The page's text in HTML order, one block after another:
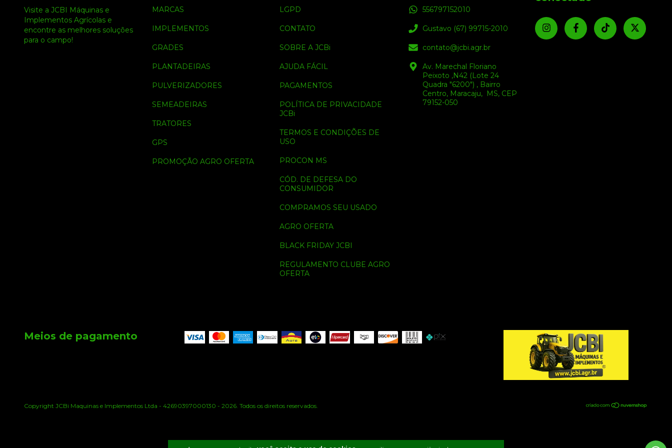
Visite a JCBI Máquinas e
Implementos Agrícolas e
encontre as melhores soluções
para o campo!
MARCAS
IMPLEMENTOS
GRADES
PLANTADEIRAS
PULVERIZADORES
SEMEADEIRAS
TRATORES
GPS
PROMOÇÃO AGRO OFERTA
LGPD
CONTATO
SOBRE A JCBi
AJUDA FÁCIL
PAGAMENTOS
POLÍTICA DE PRIVACIDADE
JCBi
TERMOS E CONDIÇÕES DE
USO
PROCON MS
CÓD. DE DEFESA DO
CONSUMIDOR
COMPRAMOS SEU USADO
AGRO OFERTA
BLACK FRIDAY JCBI
REGULAMENTO CLUBE AGRO
OFERTA
556797152010
Gustavo (67) 99715-2010
contato@jcbi.agr.br
Av. Marechal Floriano
Peixoto ,N42 (Lote 24
Quadra "6200") , Bairro
Centro, Maracaju, MS, CEP
79152-050
Meios de pagamento
Copyright JCBi Maquinas e Implementos Ltda - 42690397000130 - 2026. Todos os direitos reservados.